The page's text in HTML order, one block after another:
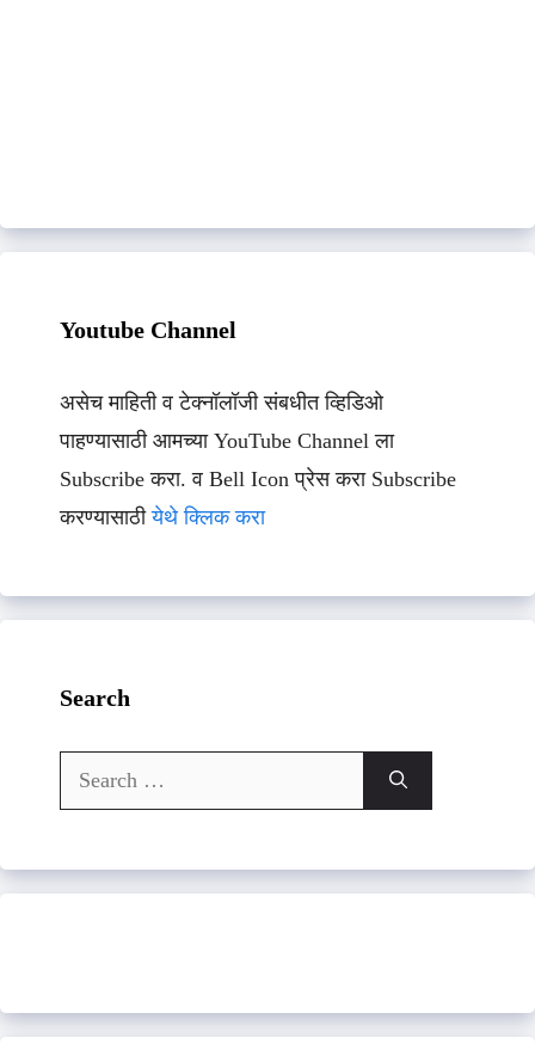
Youtube Channel
असेच माहिती व टेक्नॉलॉजी संबधीत व्हिडिओ
पाहण्यासाठी आमच्या YouTube Channel ला
Subscribe करा. व Bell Icon प्रेस करा Subscribe
करण्यासाठीयेथे क्लिक करा
Search
Search
for: